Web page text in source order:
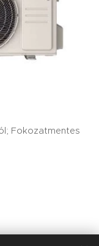
Fokozatmentes